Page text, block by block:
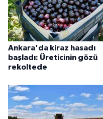
Ankara'da kiraz hasadı
başladı: Üreticinin gözü
rekoltede